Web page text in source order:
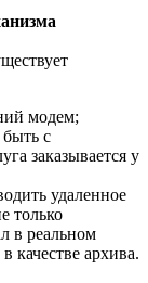
модем;
с
заказывается у
удаленное
только
в реальном
качестве архива.